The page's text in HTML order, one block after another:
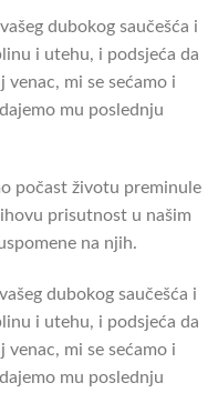
dubokog saučešća i
i utehu, i podsjeća da
venac, mi se sećamo i
mu poslednju
počast životu preminule
prisutnost u našim
na njih.
dubokog saučešća i
i utehu, i podsjeća da
venac, mi se sećamo i
mu poslednju